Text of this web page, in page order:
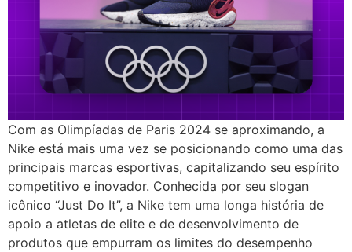
Com as Olimpíadas de Paris 2024 se aproximando, a
Nike está mais uma vez se posicionando como uma das
principais marcas esportivas, capitalizando seu espírito
competitivo e inovador. Conhecida por seu slogan
icônico “Just Do It”, a Nike tem uma longa história de
apoio a atletas de elite e de desenvolvimento de
produtos que empurram os limites do desempenho